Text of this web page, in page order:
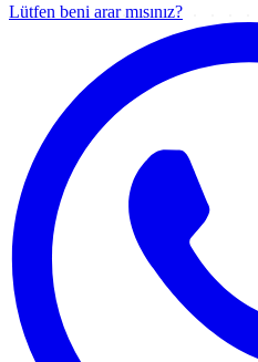
Lütfen beni arar mısınız?